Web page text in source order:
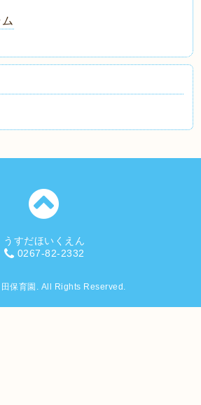
うすだほいくえん
0267-82-2332
田保育園 . All Rights Reserved.